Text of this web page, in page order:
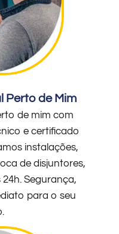
Perto de Mim
de mim com
e certificado
instalações,
de disjuntores,
Segurança,
para o seu